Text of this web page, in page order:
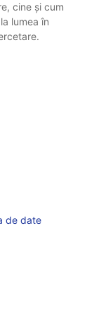
cine și cum
lumea în
de date